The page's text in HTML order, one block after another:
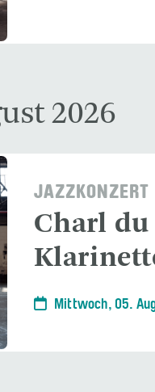
2026
JAZZKONZERT
Charl
Mittwoch, 05.